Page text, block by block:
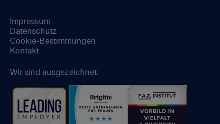
Impressum
Datenschutz
Cookie-Bestimmungen
Kontakt
Wir sind ausgezeichnet: